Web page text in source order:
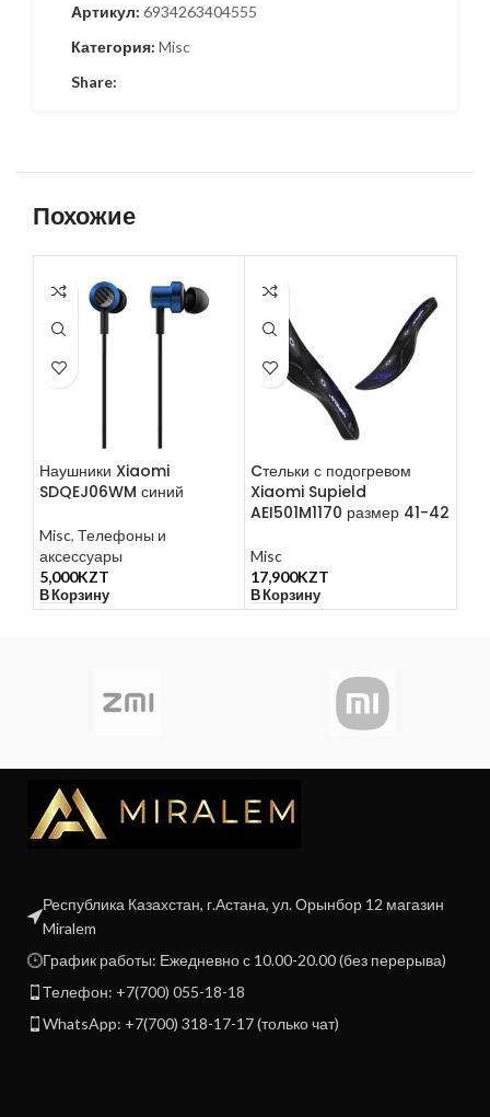
Артикул: 6934263404555
Категория: Misc
Share:
Похожие
Наушники Xiaomi
SDQEJ06WM синий
Misc, Телефоны и
аксессуары
5,000KZT
В Корзину
Cтельки с подогревом
Xiaomi Supield
AEI501M1170 размер 41-42
Misc
17,900KZT
В Корзину
Республика Казахстан, г.Астана, ул. Орынбор 12 магазин
Miralem
График работы: Ежедневно с 10.00-20.00 (без перерыва)
Телефон: +7(700) 055-18-18
WhatsApp: +7(700) 318-17-17 (только чат)